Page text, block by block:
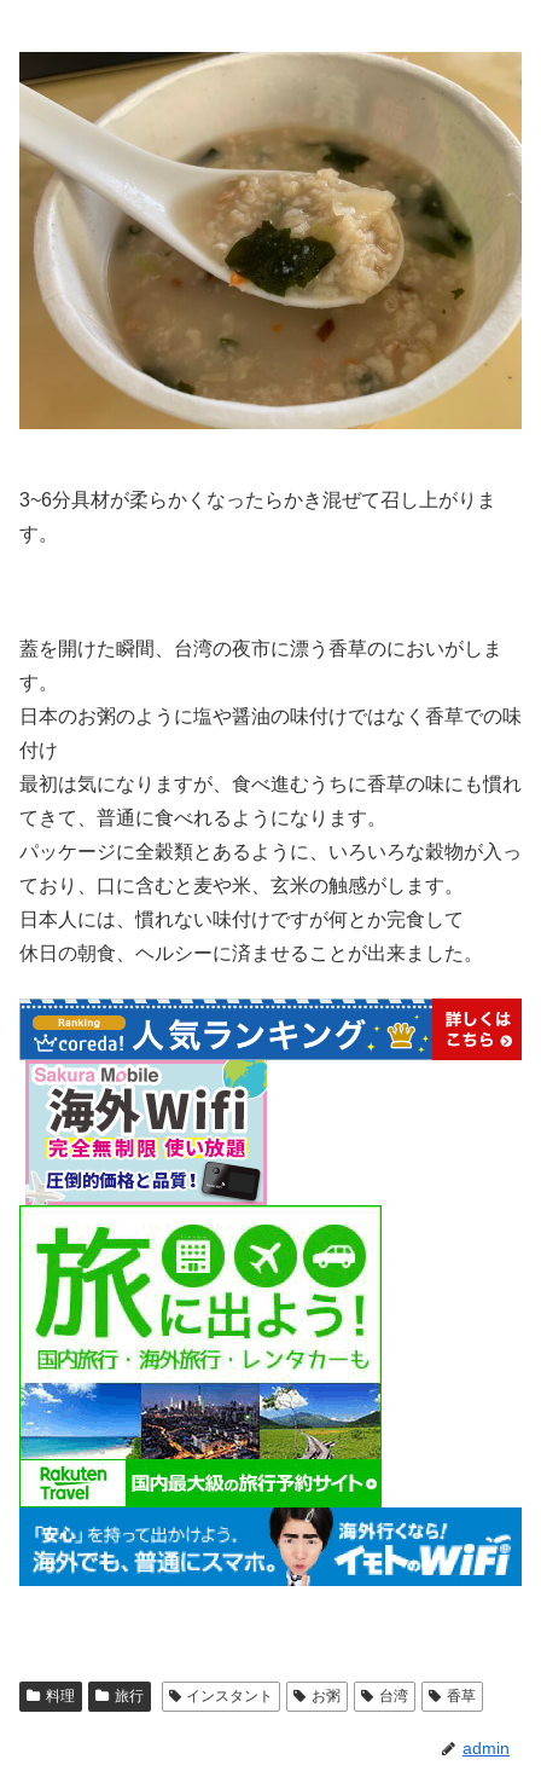
3~6分具材が柔らかくなったらかき混ぜて召し上がりま
す。
蓋を開けた瞬間、台湾の夜市に漂う香草のにおいがしま
す。
日本のお粥のように塩や醤油の味付けではなく香草での味
付け
最初は気になりますが、食べ進むうちに香草の味にも慣れ
てきて、普通に食べれるようになります。
パッケージに全穀類とあるように、いろいろな穀物が入っ
ており、口に含むと麦や米、玄米の触感がします。
日本人には、慣れない味付けですが何とか完食して
休日の朝食、ヘルシーに済ませることが出来ました。
料理 旅行 インスタント お粥 台湾 香草
admin